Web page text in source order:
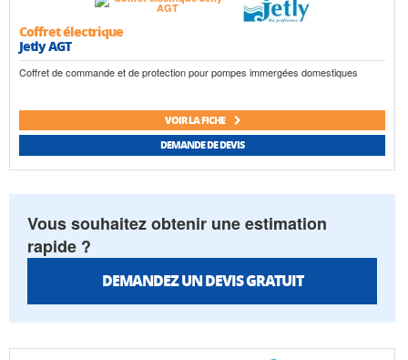
Coffret électrique
Jetly AGT
Coffret de commande et de protection pour pompes immergées domestiques
VOIR LA FICHE
DEMANDE DE DEVIS
Vous souhaitez obtenir une estimation
rapide ?
DEMANDEZ UN DEVIS GRATUIT